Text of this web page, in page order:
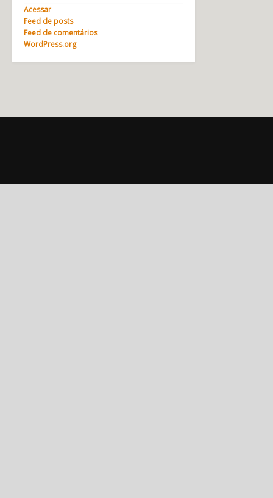
Acessar
Feed de posts
Feed de comentários
WordPress.org